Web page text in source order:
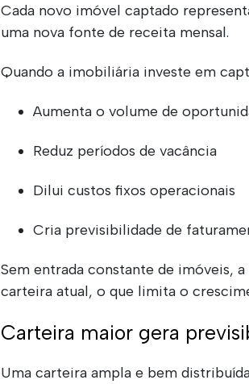
Cada novo imóvel captado
uma nova fonte de receita mensal.
Quando a imobiliária investe em
Aumenta o volume de
Reduz períodos de vacância
Dilui custos fixos operacionais
Cria previsibilidade de
Sem entrada constante de imóveis,
carteira atual, o que limita o
Carteira maior gera
Uma carteira ampla e bem